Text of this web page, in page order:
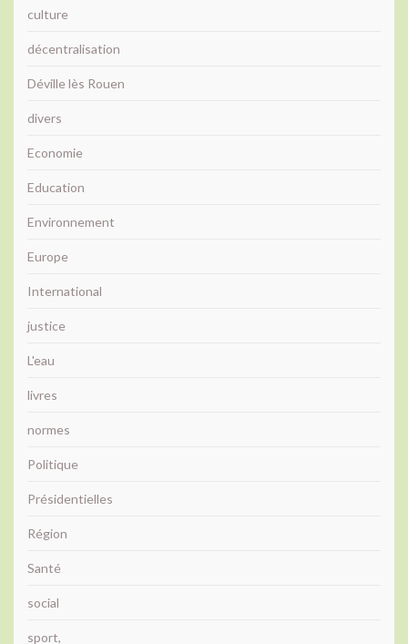
culture
décentralisation
Déville lès Rouen
divers
Economie
Education
Environnement
Europe
International
justice
L'eau
livres
normes
Politique
Présidentielles
Région
Santé
social
sport,